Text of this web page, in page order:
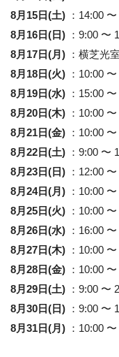
8月15日(土)
：14:00
8月16日(日)
：9:00 〜
8月17日(月)
：横芝光
8月18日(火)
：10:00
8月19日(水)
：15:00
8月20日(木)
：10:00
8月21日(金)
：10:00
8月22日(土)
：9:00 〜
8月23日(日)
：12:00
8月24日(月)
：10:00
8月25日(火)
：10:00
8月26日(水)
：16:00
8月27日(木)
：10:00
8月28日(金)
：10:00
8月29日(土)
：9:00 〜
8月30日(日)
：9:00 〜
8月31日(月)
：10:00